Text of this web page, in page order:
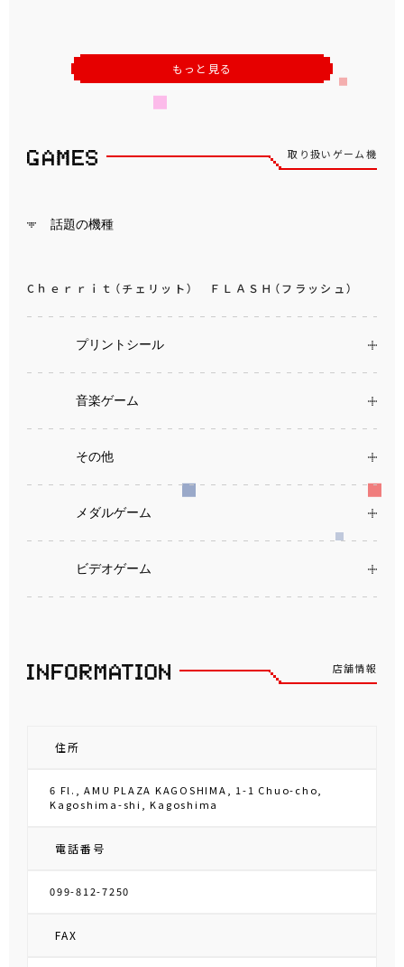
もっと見る
取り扱いゲーム機
話題の機種
Cｈｅｒｒｉｔ（チェリット） ＦＬＡＳＨ（フラッシュ）
プリントシール
音楽ゲーム
その他
メダルゲーム
ビデオゲーム
店舗情報
住所
6 Fl., AMU PLAZA KAGOSHIMA, 1-1 Chuo-cho,
Kagoshima-shi, Kagoshima
電話番号
099-812-7250
FAX